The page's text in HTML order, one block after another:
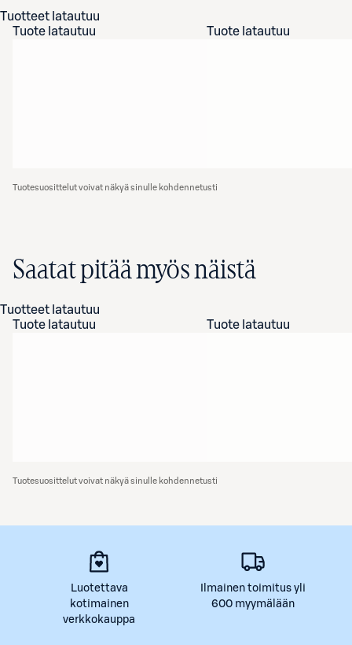
Tuotteet latautuu
Tuote latautuu
Tuote latautuu
Tuotesuosittelut voivat näkyä sinulle kohdennetusti
Saatat pitää myös näistä
Tuotteet latautuu
Tuote latautuu
Tuote latautuu
Tuotesuosittelut voivat näkyä sinulle kohdennetusti
Luotettava
kotimainen
verkkokauppa
Ilmainen toimitus yli
600 myymälään